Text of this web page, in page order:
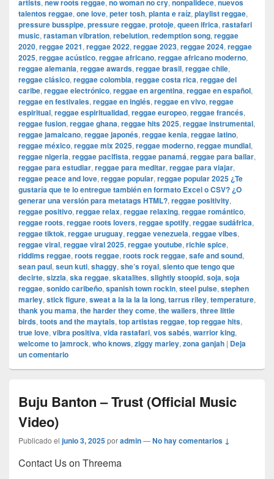
artists, new roots reggae, no woman no cry, nonpalidece, nuevos
talentos reggae, one love, peter tosh, planta e raíz, playlist reggae,
pressure busspipe, pressure reggae, protoje, queen ifrica, rastafari
music, rastaman vibration, rebelution, redemption song, reggae
2020, reggae 2021, reggae 2022, reggae 2023, reggae 2024, reggae
2025, reggae acústico, reggae africano, reggae africano moderno,
reggae alemania, reggae awards, reggae brasil, reggae chile,
reggae clásico, reggae colombia, reggae costa rica, reggae del
caribe, reggae electrónico, reggae en argentina, reggae en español,
reggae en festivales, reggae en inglés, reggae en vivo, reggae
espiritual, reggae espiritualidad, reggae europeo, reggae francés,
reggae fusion, reggae ghana, reggae hits 2025, reggae instrumental,
reggae jamaicano, reggae japonés, reggae kenia, reggae latino,
reggae méxico, reggae mix 2025, reggae moderno, reggae mundial,
reggae nigeria, reggae pacifista, reggae panamá, reggae para bailar,
reggae para estudiar, reggae para meditar, reggae para viajar,
reggae peace and love, reggae popular, reggae popular 2025 ¿Te
gustaría que te lo entregue también en formato Excel o CSV? ¿O
generar una versión para metatags HTML?, reggae positivity,
reggae positivo, reggae relax, reggae relaxing, reggae romántico,
reggae roots, reggae roots lovers, reggae spotify, reggae sudáfrica,
reggae tiktok, reggae uruguay, reggae venezuela, reggae vibes,
reggae viral, reggae viral 2025, reggae youtube, richie spice,
riddims reggae, roots reggae, roots rock reggae, safe and sound,
sean paul, seun kuti, shaggy, she’s royal, siento que tengo que
decirte, sizzla, ska reggae, skatalites, slightly stoopid, soja, soja
reggae, sonido caribeño, spanish town rockin, steel pulse, stephen
marley, stick figure, sweat a la la la la long, tarrus riley, temperature,
thank you mama, the harder they come, the wailers, three little
birds, toots and the maytals, top artistas reggae, top reggae hits,
true love, vibra positiva, vida rastafari, vos sabés, warrior king,
welcome to jamrock, who knows, ziggy marley, zona ganjah | Deja
un comentario
Buju Banton – Trust (Official Music
Video)
Publicado el junio 3, 2025poradmin—No hay comentarios ↓
Contact Us on Threema